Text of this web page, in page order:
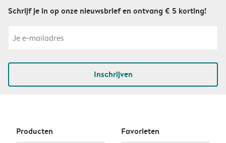
Schrijf je in op onze nieuwsbrief en ontvang € 5 korting!
Inschrijven
Producten Favorieten